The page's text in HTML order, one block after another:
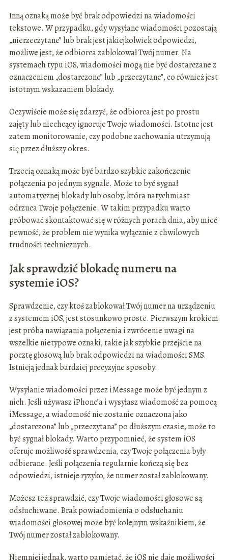
Inną oznaką może być brak odpowiedzi na wiadomości
tekstowe. W przypadku, gdy wysyłane wiadomości pozostają
„nierzeczytane” lub brak jest jakiejkolwiek odpowiedzi,
możliwe jest, że odbiorca zablokował Twój numer. Na
systemach typu iOS, wiadomości mogą nie być dostarczane z
oznaczeniem „dostarczone” lub „przeczytane”, co również jest
istotnym wskazaniem blokady.
Oczywiście może się zdarzyć, że odbiorca jest po prostu
zajęty lub niechcący ignoruje Twoje wiadomości. Istotne jest
zatem monitorowanie, czy podobne zachowania utrzymują
się przez dłuższy okres.
Trzecią oznaką może być bardzo szybkie zakończenie
połączenia po jednym sygnale. Może to być sygnał
automatycznej blokady lub osoby, która natychmiast
odrzuca Twoje połączenie. W takim przypadku warto
próbować skontaktować się w różnych porach dnia, aby mieć
pewność, że problem nie wynika wyłącznie z chwilowych
trudności technicznych.
Jak sprawdzić blokadę numeru na
systemie iOS?
Sprawdzenie, czy ktoś zablokował Twój numer na urządzeniu
z systemem iOS, jest stosunkowo proste. Pierwszym krokiem
jest próba nawiązania połączenia i zwrócenie uwagi na
wszelkie nietypowe oznaki, takie jak szybkie przejście na
pocztę głosową lub brak odpowiedzi na wiadomości SMS.
Istnieją jednak bardziej precyzyjne sposoby.
Wysyłanie wiadomości przez iMessage może być jednym z
nich. Jeśli używasz iPhone’a i wysyłasz wiadomość za pomocą
iMessage, a wiadomość nie zostanie oznaczona jako
„dostarczona” lub „przeczytana” po dłuższym czasie, może to
być sygnał blokady. Warto przypomnieć, że system iOS
oferuje możliwość sprawdzenia, czy Twoje połączenia były
odbierane. Jeśli połączenia regularnie kończą się bez
odpowiedzi, istnieje ryzyko, że numer został zablokowany.
Możesz też sprawdzić, czy Twoje wiadomości głosowe są
odsłuchiwane. Brak powiadomienia o odsłuchaniu
wiadomości głosowej może być kolejnym wskaźnikiem, że
Twój numer został zablokowany.
Niemniej jednak, warto pamiętać, że iOS nie daje możliwości